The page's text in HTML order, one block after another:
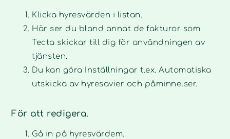
Klicka hyresvärden i listan.
Här ser du bland annat de fakturor som
Tecta skickar till dig för användningen av
tjänsten.
Du kan göra Inställningar t.ex. Automatiska
utskicka av hyresavier och påminnelser.
För att redigera.
Gå in på hyresvärdem.